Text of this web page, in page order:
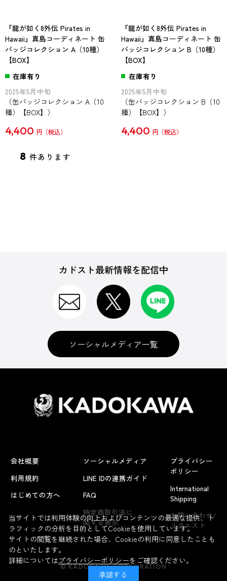
『龍が如く8外伝 Pirates in
Hawaii』真島コーディネート 缶
バッジコレクション A（10種）
【BOX】
在庫有り
2025年5月中旬
（缶バッジコレクション A（10
種）【BOX】）
4,400 円
『龍が如く8外伝 Pirates in
Hawaii』真島コーディネート 缶
バッジコレクション B（10種）
【BOX】
在庫有り
2025年5月中旬
（缶バッジコレクション B（10
種）【BOX】）
4,400 円
8 件あります
カドスト最新情報を配信中
ソーシャルメディア一覧
会社概要
利用規約
はじめての方へ
ソーシャルメディア
LINE IDの連携ガイド
FAQ
特定商取引法に
関する表示
プライバシー
ポリシー
International
Shipping
お問い合わせ/
リクエスト
© KADOKAWA CORPORATION
当サイトでは利用体験の向上およびコンテンツの最適な提供、ト
ラフィックの分析を目的としてCookieを使用しています。
サイトの閲覧を継続された場合、Cookieの利用に同意したことも
のといたします。
詳細についてはプライバシーポリシーをご確認ください。
承諾する